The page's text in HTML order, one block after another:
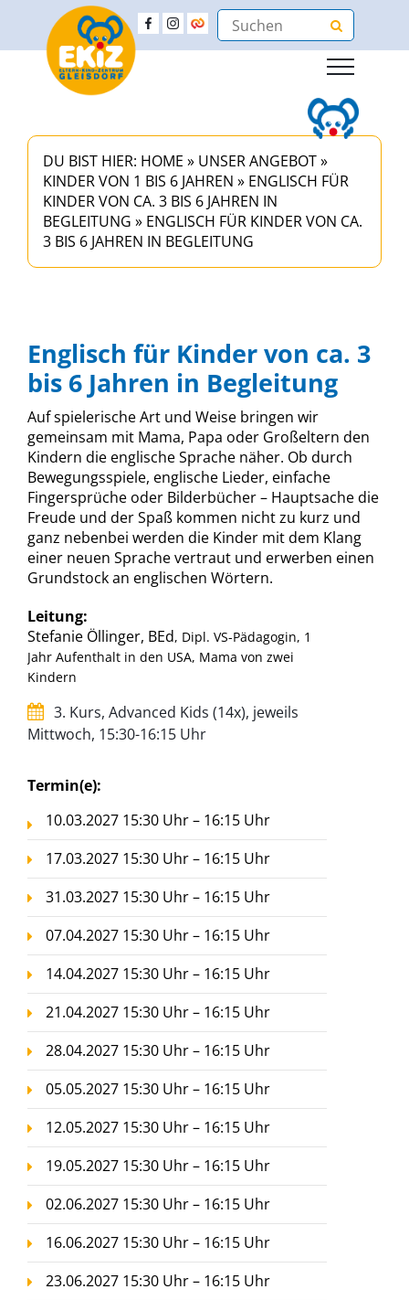
DU BIST HIER: HOME » UNSER ANGEBOT»
KINDER VON 1 BIS 6 JAHREN » ENGLISCH FÜR
KINDER VON CA. 3 BIS 6 JAHREN IN
BEGLEITUNG » ENGLISCH FÜR KINDER VON CA.
3 BIS 6 JAHREN IN BEGLEITUNG
Englisch für Kinder von ca. 3
bis 6 Jahren in Begleitung
Auf spielerische Art und Weise bringen wir
gemeinsam mit Mama, Papa oder Großeltern den
Kindern die englische Sprache näher. Ob durch
Bewegungsspiele, englische Lieder, einfache
Fingersprüche oder Bilderbücher – Hauptsache die
Freude und der Spaß kommen nicht zu kurz und
ganz nebenbei werden die Kinder mit dem Klang
einer neuen Sprache vertraut und erwerben einen
Grundstock an englischen Wörtern.
Leitung:
Stefanie Öllinger, BEd, Dipl. VS-Pädagogin, 1
Jahr Aufenthalt in den USA, Mama von zwei
Kindern
3. Kurs, Advanced Kids (14x), jeweils
Mittwoch, 15:30-16:15 Uhr
Termin(e):
10.03.2027 15:30 Uhr – 16:15 Uhr
17.03.2027 15:30 Uhr – 16:15 Uhr
31.03.2027 15:30 Uhr – 16:15 Uhr
07.04.2027 15:30 Uhr – 16:15 Uhr
14.04.2027 15:30 Uhr – 16:15 Uhr
21.04.2027 15:30 Uhr – 16:15 Uhr
28.04.2027 15:30 Uhr – 16:15 Uhr
05.05.2027 15:30 Uhr – 16:15 Uhr
12.05.2027 15:30 Uhr – 16:15 Uhr
19.05.2027 15:30 Uhr – 16:15 Uhr
02.06.2027 15:30 Uhr – 16:15 Uhr
16.06.2027 15:30 Uhr – 16:15 Uhr
23.06.2027 15:30 Uhr – 16:15 Uhr